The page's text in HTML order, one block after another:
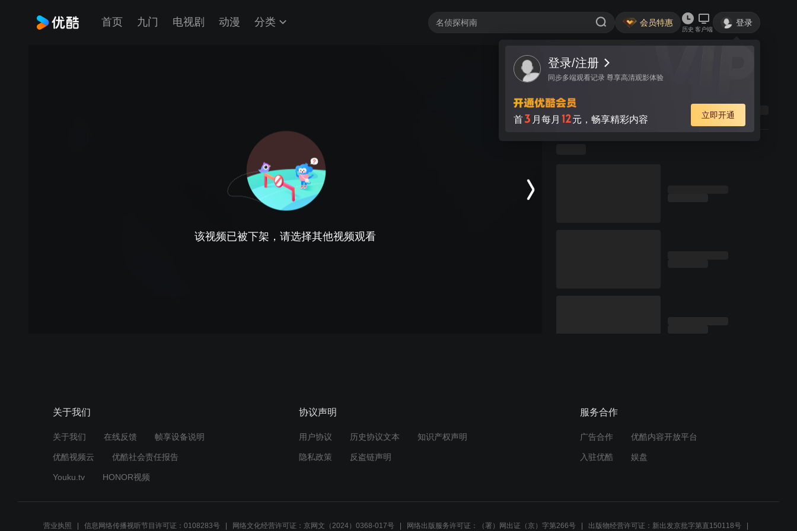
首页 九门 电视剧 动漫 分类 会员特惠
历史 客户端
登录
登录/注册
同步多端观看记录 尊享高清观影体验
首3 月每月 12元，畅享精彩内容 立即开通
该视频已被下架，请选择其他视频观看
关于我们
关于我们 在线反馈 帧享设备说明
优酷视频云 优酷社会责任报告
Youku.tv HONOR视频
协议声明
用户协议 历史协议文本 知识产权声明
隐私政策 反盗链声明
服务合作
广告合作 优酷内容开放平台
入驻优酷 娱盘
营业执照 信息网络传播视听节目许可证：0108283号 网络文化经营许可证：京网文（2024）0368-017号 网络出版服务许可证：（署）网出证（京）字第266号 出版物经营许可证：新出发京批字第直150118号